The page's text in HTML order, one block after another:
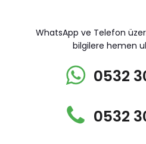
WhatsApp ve Telefon
bilgilere hemen
0532
0532